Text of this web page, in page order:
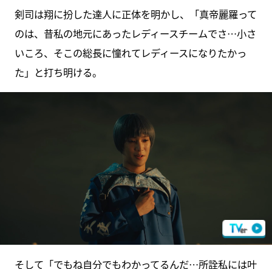
剣司は翔に扮した達人に正体を明かし、「真帝麗羅って
のは、昔私の地元にあったレディースチームでさ…小さ
いころ、そこの総長に憧れてレディースになりたかっ
た」と打ち明ける。
そして「でもね自分でもわかってるんだ…所詮私には叶